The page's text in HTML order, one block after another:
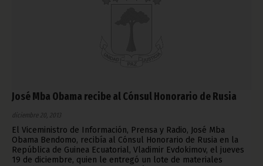
José Mba Obama recibe al Cónsul Honorario de Rusia
diciembre 20, 2013
El Viceministro de Información, Prensa y Radio, José Mba
Obama Bendomo, recibía al Cónsul Honorario de Rusia en la
República de Guinea Ecuatorial, Vladimir Evdokimov, el jueves
19 de diciembre, quien le entregó un lote de materiales